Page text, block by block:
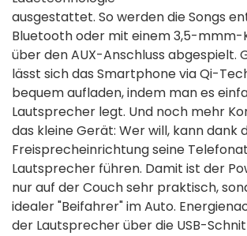
ausgestattet. So werden die Songs
Bluetooth oder mit einem 3,5-mmm-
über den AUX-Anschluss abgespielt.
lässt sich das Smartphone via Qi-
bequem aufladen, indem man es
Lautsprecher legt. Und noch mehr
das kleine Gerät: Wer will, kann
Freisprecheinrichtung seine
Lautsprecher führen. Damit ist der
nur auf der Couch sehr praktisch,
idealer "Beifahrer" im Auto.
der Lautsprecher über die USB-